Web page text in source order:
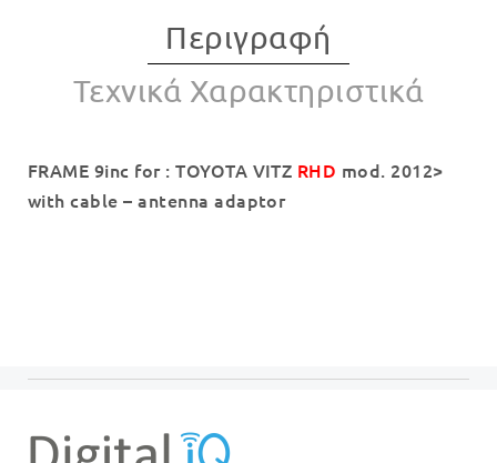
Περιγραφή
Τεχνικά Χαρακτηριστικά
FRAME 9inc for : TOYOTA VITZ RHD mod. 2012>
with cable – antenna adaptor